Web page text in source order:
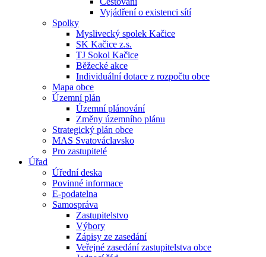
Vyjádření o existenci sítí
Spolky
Myslivecký spolek Kačice
SK Kačice z.s.
TJ Sokol Kačice
Běžecké akce
Individuální dotace z rozpočtu obce
Mapa obce
Územní plán
Územní plánování
Změny územního plánu
Strategický plán obce
MAS Svatováclavsko
Pro zastupitelé
Úřad
Úřední deska
Povinné informace
E-podatelna
Samospráva
Zastupitelstvo
Výbory
Zápisy ze zasedání
Veřejné zasedání zastupitelstva obce